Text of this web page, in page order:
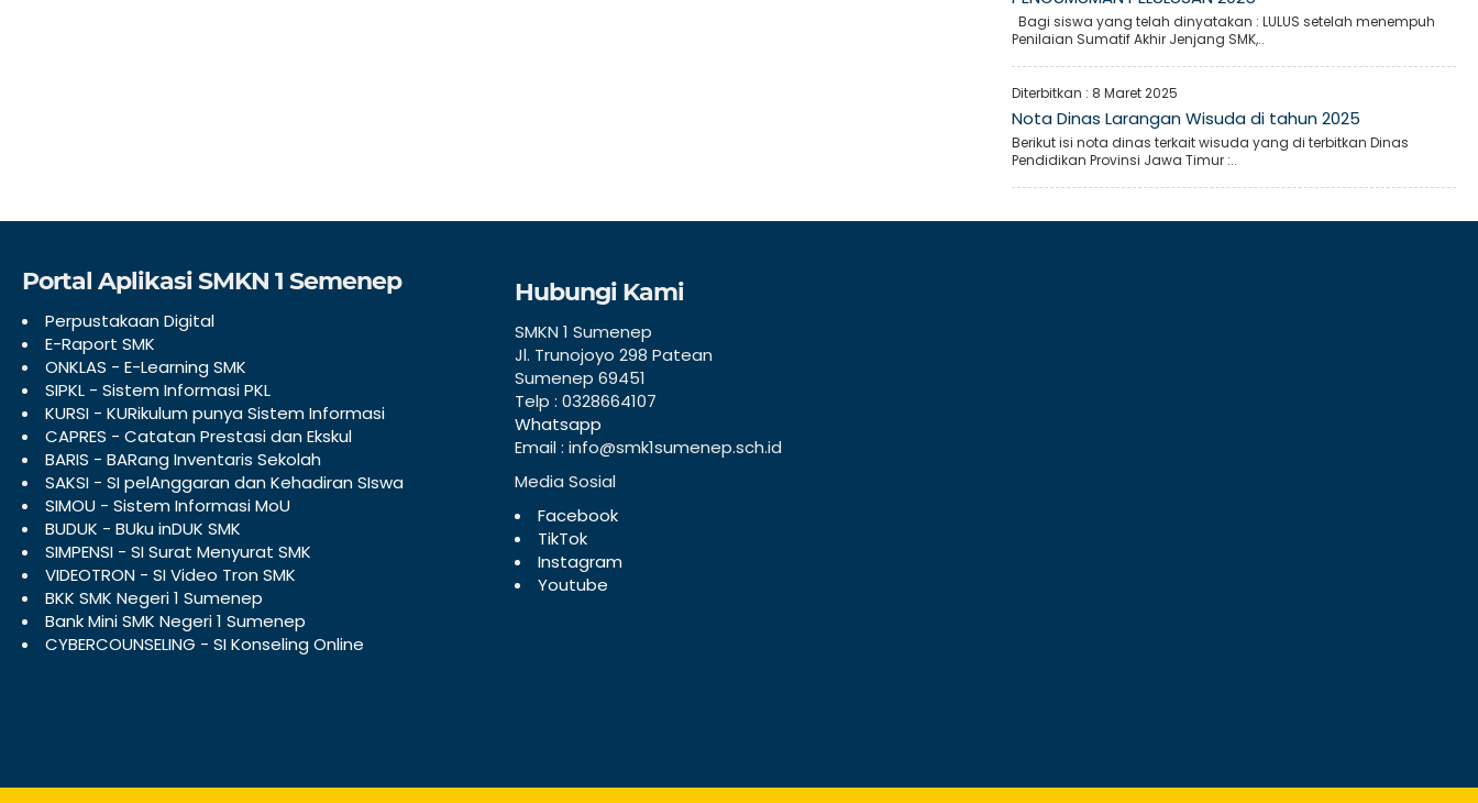
Bagi siswa yang telah dinyatakan : LULUS setelah menempuh
Penilaian Sumatif Akhir Jenjang SMK,..
Diterbitkan : 8 Maret 2025
Nota Dinas Larangan Wisuda di tahun 2025
Berikut isi nota dinas terkait wisuda yang di terbitkan Dinas
Pendidikan Provinsi Jawa Timur :..
Portal Aplikasi SMKN 1 Semenep
Perpustakaan Digital
E-Raport SMK
ONKLAS - E-Learning SMK
SIPKL - Sistem Informasi PKL
KURSI - KURikulum punya Sistem Informasi
CAPRES - Catatan Prestasi dan Ekskul
BARIS - BARang Inventaris Sekolah
SAKSI - SI pelAnggaran dan Kehadiran SIswa
SIMOU - Sistem Informasi MoU
BUDUK - BUku inDUK SMK
SIMPENSI - SI Surat Menyurat SMK
VIDEOTRON - SI Video Tron SMK
BKK SMK Negeri 1 Sumenep
Bank Mini SMK Negeri 1 Sumenep
CYBERCOUNSELING - SI Konseling Online
Hubungi Kami
SMKN 1 Sumenep
Jl. Trunojoyo 298 Patean
Sumenep 69451
Telp : 0328664107
Whatsapp
Email : info@smk1sumenep.sch.id
Media Sosial
Facebook
TikTok
Instagram
Youtube